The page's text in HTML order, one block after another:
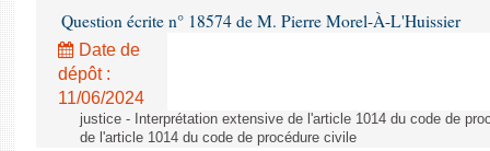
Question écrite n° 18574 de M. Pierre Morel-À-L'Huissier
Date de
dépôt :
11/06/2024
justice - Interprétation extensive de l'article 1014 du code de
de l'article 1014 du code de procédure civile